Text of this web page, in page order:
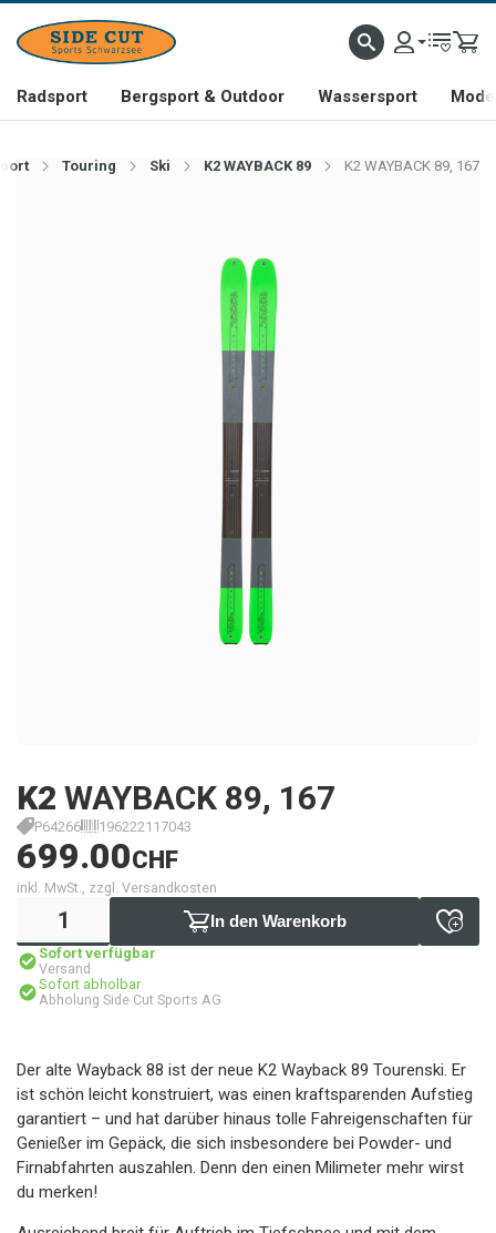
Radsport Bergsport & Outdoor Wassersport
Touring Ski K2 WAYBACK 89 K2 WAYBACK 89, 167
K2 WAYBACK 89, 167
P64266 196222117043
699.00CHF
inkl. MwSt., zzgl. Versandkosten
In den Warenkorb
Sofort verfügbar
Versand
Sofort abholbar
Abholung Side Cut Sports AG
Der alte Wayback 88 ist der neue K2 Wayback 89 Tourenski. Er
ist schön leicht konstruiert, was einen kraftsparenden Aufstieg
garantiert – und hat darüber hinaus tolle Fahreigenschaften für
Genießer im Gepäck, die sich insbesondere bei Powder- und
Firnabfahrten auszahlen. Denn den einen Milimeter mehr wirst
du merken!